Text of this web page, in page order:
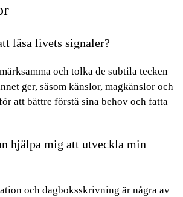
läsa livets signaler?
och tolka de subtila tecken
ger, såsom känslor, magkänslor och
att bättre förstå sina behov och fatta
hjälpa mig att utveckla min
och dagboksskrivning är några av